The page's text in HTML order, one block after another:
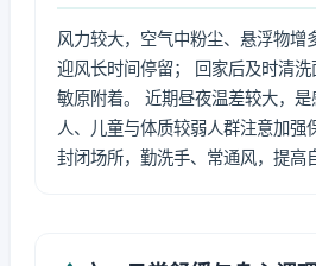
风力较大，空气中粉尘、悬浮物增
迎风长时间停留； 回家后及时清
敏原附着。 近期昼夜温差较大，
人、儿童与体质较弱人群注意加强
封闭场所，勤洗手、常通风，提高